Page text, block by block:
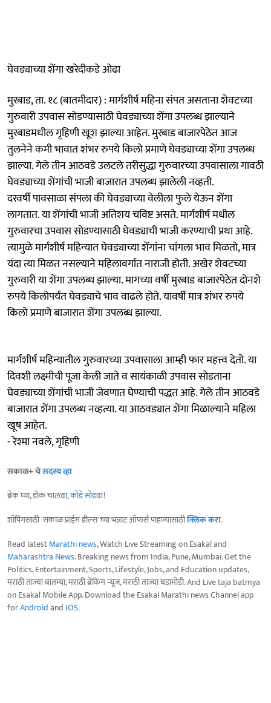
घेवड्याच्या शेंगा खरेदीकडे ओढा
मुरबाड, ता. १८ (बातमीदार) : मार्गशीर्ष महिना संपत असताना शेवटच्या
गुरुवारी उपवास सोडण्यासाठी घेवड्याच्या शेंगा उपलब्ध झाल्याने
मुरबाडमधील गृहिणी खूश झाल्या आहेत. मुरबाड बाजारपेठेत आज
तुलनेने कमी भावात शंभर रुपये किलो प्रमाणे घेवड्याच्या शेंगा उपलब्ध
झाल्या. गेले तीन आठवडे उलटले तरीसुद्धा गुरुवारच्या उपवासाला गावठी
घेवड्याच्या शेंगांची भाजी बाजारात उपलब्ध झालेली नव्हती.
दरवर्षी पावसाळा संपला की घेवड्याच्या वेलीला फुले येऊन शेंगा
लागतात. या शेंगांची भाजी अतिशय चविष्ट असते. मार्गशीर्ष मधील
गुरुवारचा उपवास सोडण्यासाठी घेवड्याची भाजी करण्याची प्रथा आहे.
त्यामुळे मार्गशीर्ष महिन्यात घेवड्याच्या शेंगांना चांगला भाव मिळतो, मात्र
यंदा त्या मिळत नसल्याने महिलावर्गात नाराजी होती. अखेर शेवटच्या
गुरुवारी या शेंगा उपलब्ध झाल्या. मागच्या वर्षी मुरबाड बाजारपेठेत दोनशे
रुपये किलोपर्यंत घेवड्याचे भाव वाढले होते. यावर्षी मात्र शंभर रुपये
किलो प्रमाणे बाजारात शेंगा उपलब्ध झाल्या.
मार्गशीर्ष महिन्यातील गुरुवारच्या उपवासाला आम्ही फार महत्त्व देतो. या
दिवशी लक्ष्मीची पूजा केली जाते व सायंकाळी उपवास सोडताना
घेवड्याच्या शेंगांची भाजी जेवणात घेण्याची पद्धत आहे. गेले तीन आठवडे
बाजारात शेंगा उपलब्ध नव्हत्या. या आठवड्यात शेंगा मिळाल्याने महिला
खूष आहेत.
- रेश्मा नवले, गृहिणी
सकाळ+ चेसदस्य व्हा
ब्रेक घ्या, डोकं चालवा,कोडे सोडवा!
शॉपिंगसाठी 'सकाळ प्राईम डील्स'च्या भन्नाट ऑफर्स पाहण्यासाठीक्लिक करा.
Read latestMarathi news, Watch Live Streaming on Esakal and
Maharashtra News. Breaking news from India, Pune, Mumbai. Get the
Politics, Entertainment, Sports, Lifestyle, Jobs, and Education updates,
मराठी ताज्या बातम्या, मराठी ब्रेकिंग न्यूज, मराठी ताज्या घडामोडी. And Live taja batmya
on Esakal Mobile App. Download the Esakal Marathi news Channel app
forAndroidand IOS.